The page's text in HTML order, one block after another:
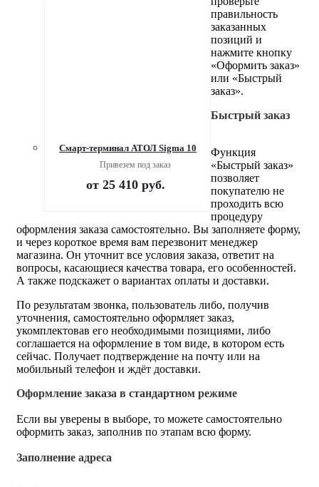
Смарт-терминал АТОЛ Sigma 10
Привезем под заказ
от 25 410 руб.
правильность
заказанных
позиций и
нажмите кнопку
«Оформить заказ»
или «Быстрый
заказ».
Быстрый заказ
Функция
«Быстрый заказ»
позволяет
покупателю не
проходить всю
процедуру
оформления заказа самостоятельно. Вы заполняете форму,
и через короткое время вам перезвонит менеджер
магазина. Он уточнит все условия заказа, ответит на
вопросы, касающиеся качества товара, его особенностей.
А также подскажет о вариантах оплаты и доставки.
По результатам звонка, пользователь либо, получив
уточнения, самостоятельно оформляет заказ,
укомплектовав его необходимыми позициями, либо
соглашается на оформление в том виде, в котором есть
сейчас. Получает подтверждение на почту или на
мобильный телефон и ждёт доставки.
Оформление заказа в стандартном режиме
Если вы уверены в выборе, то можете самостоятельно
оформить заказ, заполнив по этапам всю форму.
Заполнение адреса